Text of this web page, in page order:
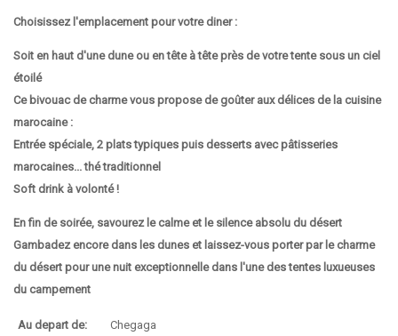
Choisissez l'emplacement pour votre diner :
Soit en haut d'une dune ou en tête à tête près de votre tente sous un ciel
étoilé
Ce bivouac de charme vous propose de goûter aux délices de la cuisine
marocaine :
Entrée spéciale, 2 plats typiques puis desserts avec pâtisseries
marocaines... thé traditionnel
Soft drink à volonté !
En fin de soirée, savourez le calme et le silence absolu du désert
Gambadez encore dans les dunes et laissez-vous porter par le charme
du désert pour une nuit exceptionnelle dans l'une des tentes luxueuses
du campement
Au depart de:
Chegaga